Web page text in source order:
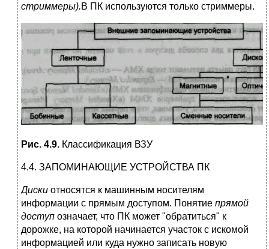
стриммеры).В ПК используются только стриммеры.
Рис. 4.9. Классификация ВЗУ
4.4. ЗАПОМИНАЮЩИЕ УСТРОЙСТВА ПК
Диски относятся к машинным носителям
информации с прямым доступом. Понятие прямой
доступ означает, что ПК может "обратиться" к
дорожке, на которой начина­ется участок с искомой
информацией или куда нужно записать новую